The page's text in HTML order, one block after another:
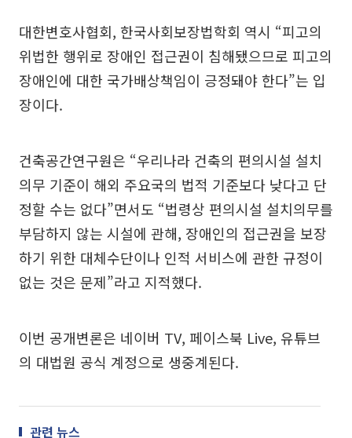
대한변호사협회, 한국사회보장법학회 역시 “피고의
위법한 행위로 장애인 접근권이 침해됐으므로 피고의
장애인에 대한 국가배상책임이 긍정돼야 한다”는 입
장이다.
건축공간연구원은 “우리나라 건축의 편의시설 설치
의무 기준이 해외 주요국의 법적 기준보다 낮다고 단
정할 수는 없다”면서도 “법령상 편의시설 설치의무를
부담하지 않는 시설에 관해, 장애인의 접근권을 보장
하기 위한 대체수단이나 인적 서비스에 관한 규정이
없는 것은 문제”라고 지적했다.
이번 공개변론은 네이버 TV, 페이스북 Live, 유튜브
의 대법원 공식 계정으로 생중계된다.
관련 뉴스